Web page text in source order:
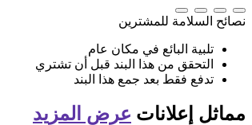
نصائح السلامة للمشترين
تلبية البائع في مكان عام
التحقق من هذا البند قبل أن تشتري
تدفع فقط بعد جمع هذا البند
مماثل إعلانات عرض المزيد